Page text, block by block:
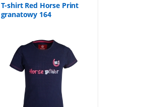
T-shirt Red Horse Print
granatowy 164